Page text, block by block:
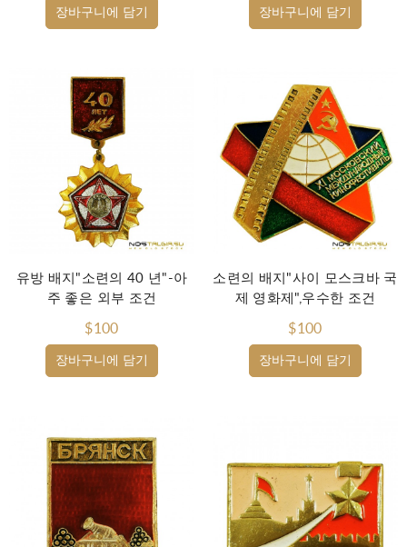
장바구니에 담기 장바구니에 담기
장바구니에 담기
유방 배지"소련의 40 년"-아
주 좋은 외부 조건
$100
장바구니에 담기
소련의 배지"사이 모스크바 국
제 영화제",우수한 조건
$100